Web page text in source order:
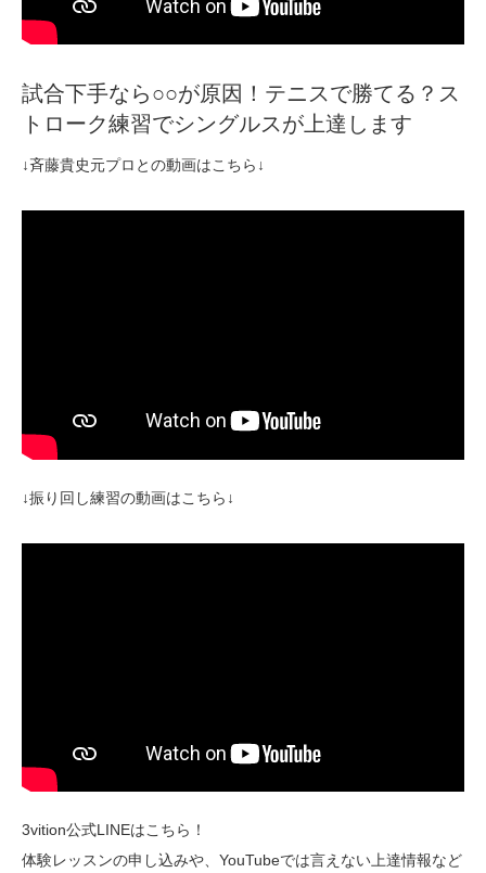
試合下手なら○○が原因！テニスで勝てる？ス
トローク練習でシングルスが上達します
↓斉藤貴史元プロとの動画はこちら↓
↓振り回し練習の動画はこちら↓
3vition公式LINEはこちら！
体験レッスンの申し込みや、YouTubeでは言えない上達情報など